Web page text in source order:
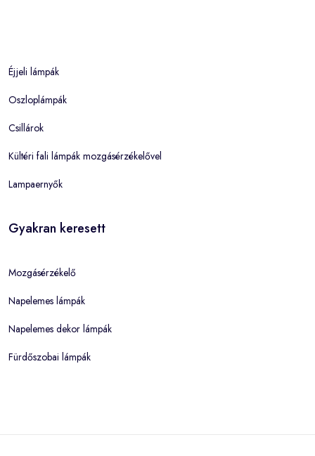
Éjjeli lámpák
Oszloplámpák
Csillárok
Kültéri fali lámpák mozgásérzékelővel
Lampaernyők
Gyakran keresett
Mozgásérzékelő
Napelemes lámpák
Napelemes dekor lámpák
Fürdőszobai lámpák